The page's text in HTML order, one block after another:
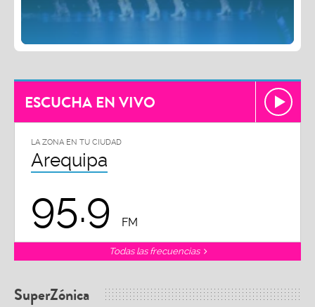
ESCUCHA EN VIVO
LA ZONA EN TU CIUDAD
Arequipa
95.9 FM
Todas las frecuencias
SuperZónica